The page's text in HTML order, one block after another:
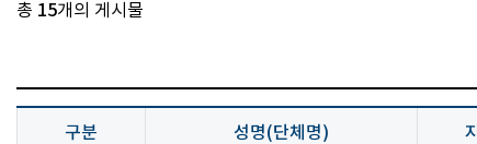
총 15개의 게시물
구분 성명(단체명)